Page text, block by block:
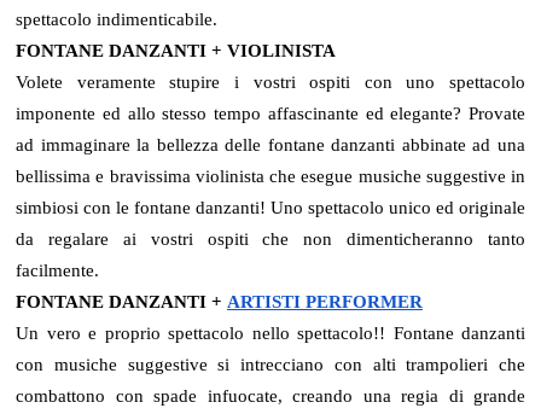
spettacolo indimenticabile.
FONTANE DANZANTI + VIOLINISTA
Volete veramente stupire i vostri ospiti con uno spettacolo
imponente ed allo stesso tempo affascinante ed elegante? Provate
ad immaginare la bellezza delle fontane danzanti abbinate ad una
bellissima e bravissima violinista che esegue musiche suggestive in
simbiosi con le fontane danzanti! Uno spettacolo unico ed originale
da regalare ai vostri ospiti che non dimenticheranno tanto
facilmente.
FONTANE DANZANTI + ARTISTI PERFORMER
Un vero e proprio spettacolo nello spettacolo!! Fontane danzanti
con musiche suggestive si intrecciano con alti trampolieri che
combattono con spade infuocate, creando una regia di grande